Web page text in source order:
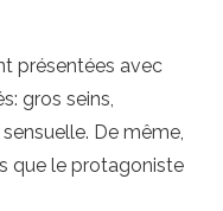
présentées avec
gros seins,
De même,
que le protagoniste